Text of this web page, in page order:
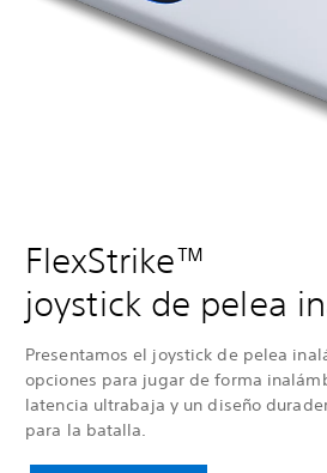
FlexStrike™
joystick de pelea
Presentamos el joystick de pelea
opciones para jugar de forma
latencia ultrabaja y un diseño
para la batalla.